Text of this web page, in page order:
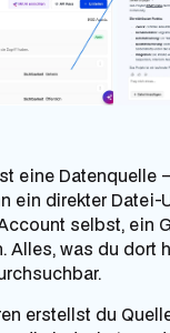
eine Datenquelle
ein direkter Datei-
selbst, ein
Alles, was du dort
erstellst du